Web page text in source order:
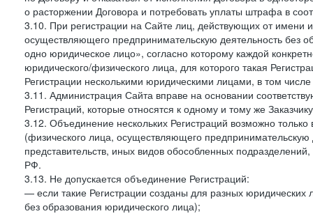
о расторжении Договора и потребовать уплаты штрафа в
3.10. При регистрации на Сайте лиц, действующих от имени
осуществляющего предпринимательскую деятельность без
одно юридическое лицо», согласно которому каждой
юридического/физического лица, для которого такая
Регистрации несколькими юридическими лицами, в том
3.11. Администрация Сайта вправе на основании
Регистраций, которые относятся к одному и тому же
3.12. Объединение нескольких Регистраций возможно
(физического лица, осуществляющего
представительств, иных видов обособленных
РФ.
3.13. Не допускается объединение Регистраций:
— если такие Регистрации созданы для разных
без образования юридического лица);